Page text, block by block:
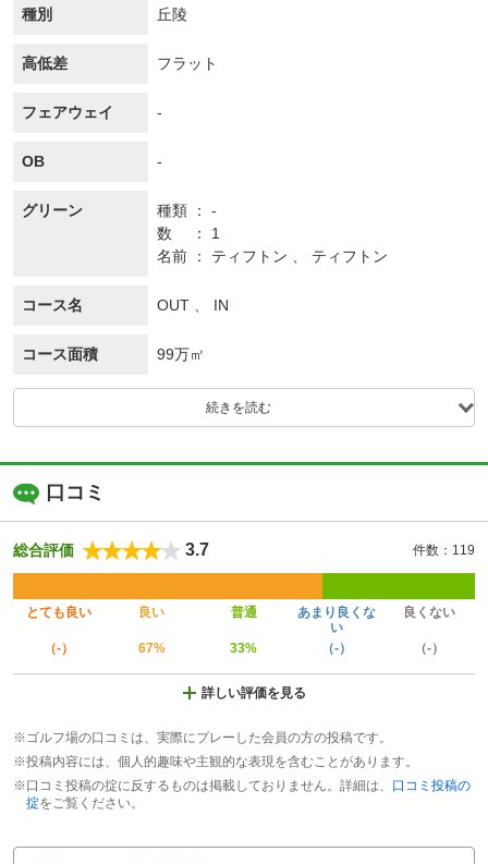
種別 丘陵
高低差 フラット
フェアウェイ -
OB -
グリーン 種類
-
数
1
名前
ティフトン 、 ティフトン
コース名 OUT 、 IN
コース面積 99万㎡
続きを読む
口コミ
総合評価 3.7 件数：119
とても良い 良い 普通
あまり良くな
い
良くない
（-） 67% 33% （-） （-）
詳しい評価を見る
※ゴルフ場の口コミは、実際にプレーした会員の方の投稿です。
※投稿内容には、個人的趣味や主観的な表現を含むことがあります。
※口コミ投稿の掟に反するものは掲載しておりません。詳細は、 口コミ投稿の
掟をご覧ください。